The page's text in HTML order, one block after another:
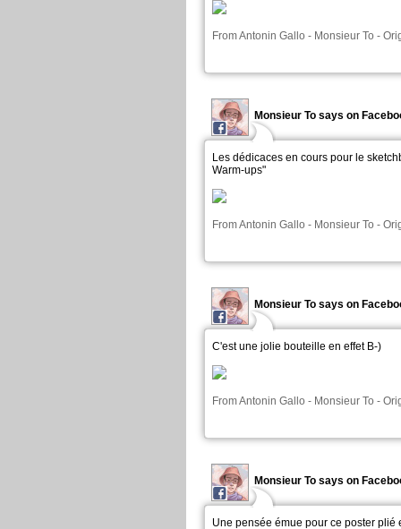
FromAntonin Gallo - Monsieur To -
Monsieur To says on
Les dédicaces en cours pour le
Warm-ups"
FromAntonin Gallo - Monsieur To -
Monsieur To says on
C'est une jolie bouteille en effet B-)
FromAntonin Gallo - Monsieur To -
Monsieur To says on
Une pensée émue pour ce poster plié